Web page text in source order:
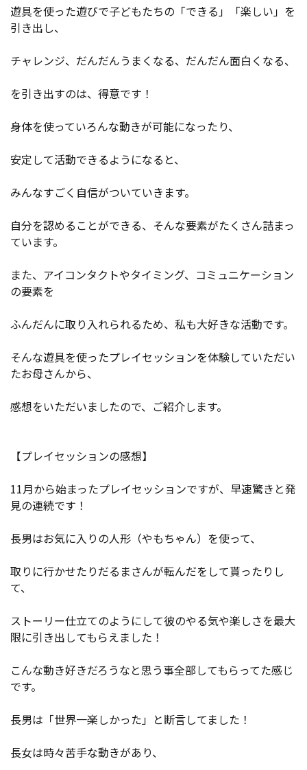
遊具を使った遊びで子どもたちの「できる」「楽しい」を
引き出し、
チャレンジ、だんだんうまくなる、だんだん面白くなる、
を引き出すのは、得意です！
身体を使っていろんな動きが可能になったり、
安定して活動できるようになると、
みんなすごく自信がついていきます。
自分を認めることができる、そんな要素がたくさん詰まっ
ています。
また、アイコンタクトやタイミング、コミュニケーション
の要素を
ふんだんに取り入れられるため、私も大好きな活動です。
そんな遊具を使ったプレイセッションを体験していただい
たお母さんから、
感想をいただいましたので、ご紹介します。
【プレイセッションの感想】
11月から始まったプレイセッションですが、早速驚きと発
見の連続です！
長男はお気に入りの人形（やもちゃん）を使って、
取りに行かせたりだるまさんが転んだをして貰ったりし
て、
ストーリー仕立てのようにして彼のやる気や楽しさを最大
限に引き出してもらえました！
こんな動き好きだろうなと思う事全部してもらってた感じ
です。
長男は「世界一楽しかった」と断言してました！
長女は時々苦手な動きがあり、